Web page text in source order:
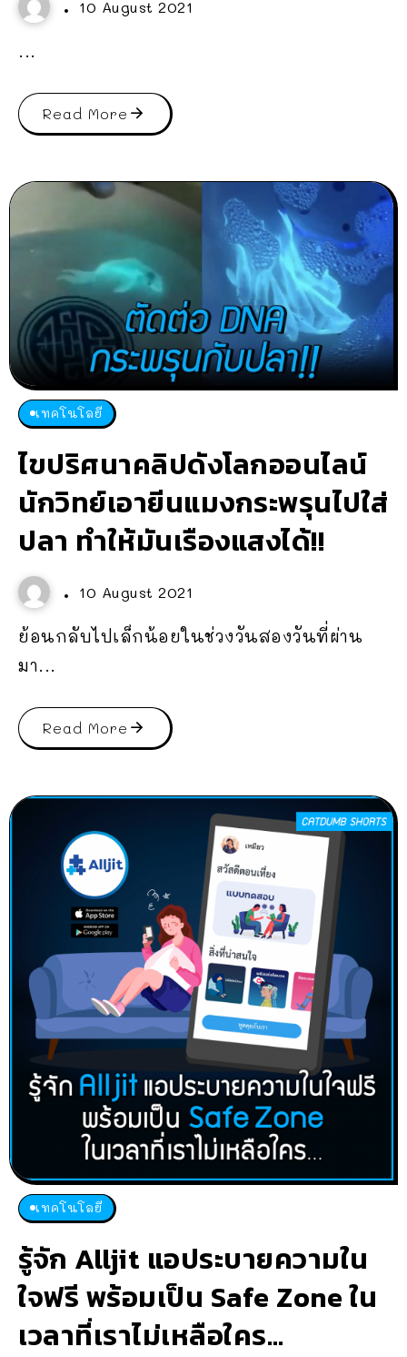
10 August 2021
...
Read More
เทคโนโลยี
ไขปริศนาคลิปดังโลกออนไลน์
นักวิทย์เอายีนแมงกระพรุนไปใส่
ปลา ทำให้มันเรืองแสงได้!!
10 August 2021
ย้อนกลับไปเล็กน้อยในช่วงวันสองวันที่ผ่าน
มา...
Read More
เทคโนโลยี
รู้จัก Alljit แอประบายความใน
ใจฟรี พร้อมเป็น Safe Zone ใน
เวลาที่เราไม่เหลือใคร…